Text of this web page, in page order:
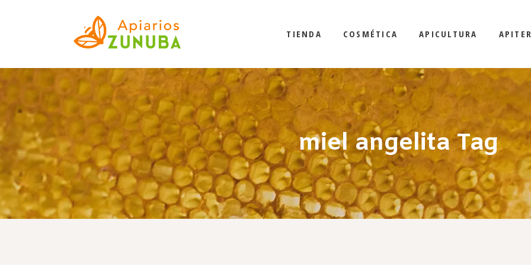
TIENDA COSMÉTICA APICULTURA
miel angelita Tag